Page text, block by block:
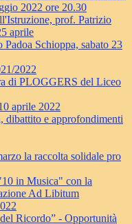
2022 ore 20.30
prof. Patrizio
aprile
Schioppa, sabato 23
2022
di PLOGGERS del Liceo
aprile 2022
dibattito e approfondimenti
la raccolta solidale pro
in Musica" con la
Ad Libitum
Ricordo” - Opportunità